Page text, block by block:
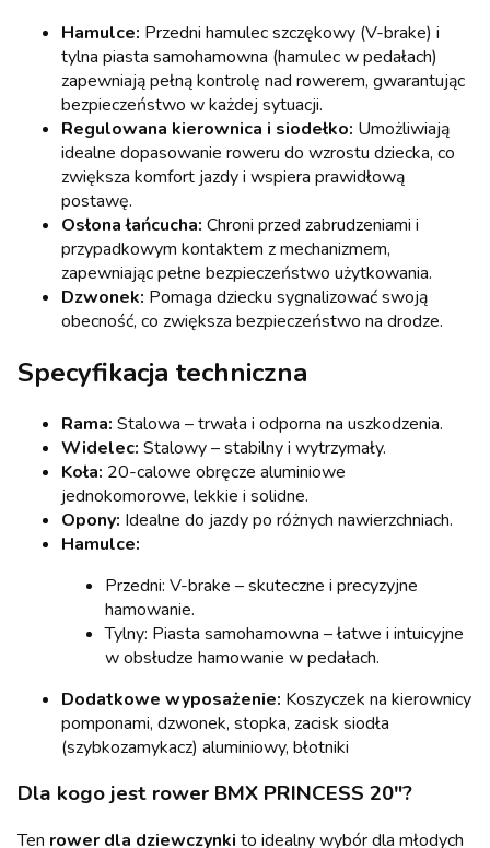
Hamulce: Przedni hamulec szczękowy (V-brake) i
tylna piasta samohamowna (hamulec w pedałach)
zapewniają pełną kontrolę nad rowerem, gwarantując
bezpieczeństwo w każdej sytuacji.
Regulowana kierownica i siodełko: Umożliwiają
idealne dopasowanie roweru do wzrostu dziecka, co
zwiększa komfort jazdy i wspiera prawidłową
postawę.
Osłona łańcucha: Chroni przed zabrudzeniami i
przypadkowym kontaktem z mechanizmem,
zapewniając pełne bezpieczeństwo użytkowania.
Dzwonek: Pomaga dziecku sygnalizować swoją
obecność, co zwiększa bezpieczeństwo na drodze.
Specyfikacja techniczna
Rama: Stalowa – trwała i odporna na uszkodzenia.
Widelec: Stalowy – stabilny i wytrzymały.
Koła: 20-calowe obręcze aluminiowe
jednokomorowe, lekkie i solidne.
Opony: Idealne do jazdy po różnych nawierzchniach.
Hamulce:
Przedni: V-brake – skuteczne i precyzyjne
hamowanie.
Tylny: Piasta samohamowna – łatwe i intuicyjne
w obsłudze hamowanie w pedałach.
Dodatkowe wyposażenie: Koszyczek na kierownicy
pomponami, dzwonek, stopka, zacisk siodła
(szybkozamykacz) aluminiowy, błotniki
Dla kogo jest rower BMX PRINCESS 20"?
Ten rower dla dziewczynki to idealny wybór dla młodych